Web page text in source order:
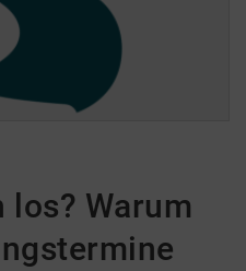
los? Warum